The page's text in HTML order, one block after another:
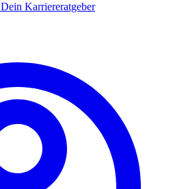
Dein Karriereratgeber